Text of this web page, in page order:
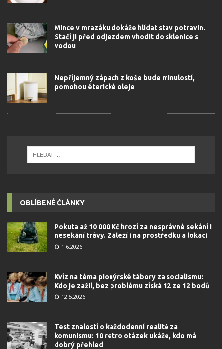
Mince v mrazáku dokáže hlídat stav potravin.
Stačí ji před odjezdem vhodit do sklenice s
vodou
Nepříjemný zápach z koše bude minulostí,
pomohou éterické oleje
OBLÍBENÉ ČLÁNKY
Pokuta až 10 000 Kč hrozí za nesprávné sekání i
nesekání trávy. Záleží i na prostředku a lokaci
1.6.2026
Kvíz na téma pionýrské tábory za socialismu:
Kdo je zažil, bez problému získá 12 ze 12 bodů
12.5.2026
Test znalostí o každodenní realitě za
komunismu: 10 retro otázek ukáže, kdo má
dobrý přehled